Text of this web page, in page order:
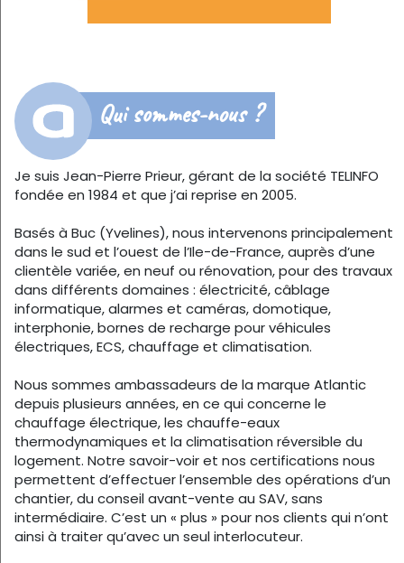
Qui sommes-nous ?
Je suis Jean-Pierre Prieur, gérant de la société TELINFO
fondée en 1984 et que j’ai reprise en 2005.
Basés à Buc (Yvelines), nous intervenons principalement
dans le sud et l’ouest de l’Ile-de-France, auprès d’une
clientèle variée, en neuf ou rénovation, pour des travaux
dans différents domaines : électricité, câblage
informatique, alarmes et caméras, domotique,
interphonie, bornes de recharge pour véhicules
électriques, ECS, chauffage et climatisation.
Nous sommes ambassadeurs de la marque Atlantic
depuis plusieurs années, en ce qui concerne le
chauffage électrique, les chauffe-eaux
thermodynamiques et la climatisation réversible du
logement. Notre savoir-voir et nos certifications nous
permettent d’effectuer l’ensemble des opérations d’un
chantier, du conseil avant-vente au SAV, sans
intermédiaire. C’est un « plus » pour nos clients qui n’ont
ainsi à traiter qu’avec un seul interlocuteur.